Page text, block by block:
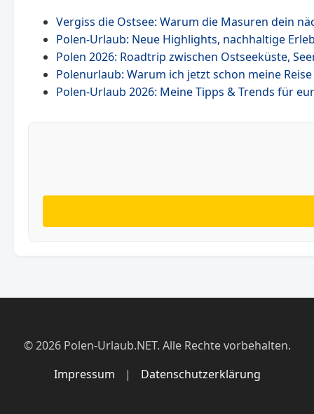
Vergiss die Ostsee: Warum die Masuren dein
Polen-Urlaub: Neue Highlights, nachhaltige
Polen 2026: Roadtrip zwischen Ostseeküste,
Polenurlaub: Warum ich jetzt schon meine
Polen-Urlaub 2026: Meine Tipps & Trends für
© 2026 Polen-Urlaub.NET. Alle Rechte vorbehalten.
Impressum
| Datenschutzerklärung